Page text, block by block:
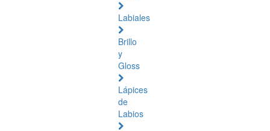
Labiales
Brillo
y
Gloss
Lápices
de
Labios